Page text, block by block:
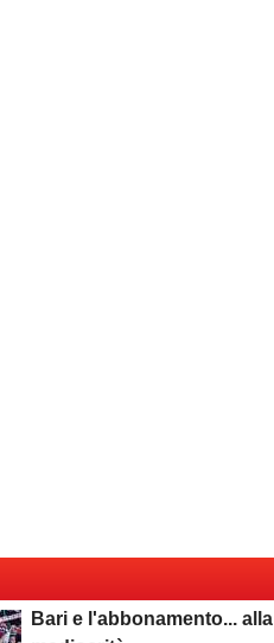
Bari e l'abbonamento... alla